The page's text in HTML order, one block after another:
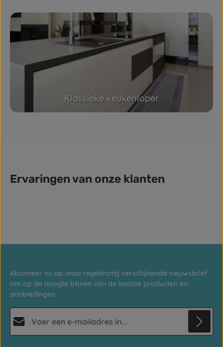
Skip category gallery
Klassieke keukenloper
Ervaringen van onze klanten
Abonneer nu op onze regelmatig verschijnende nieuwsbrief
om op de hoogte blijven van de laatste producten en
aanbiedingen.